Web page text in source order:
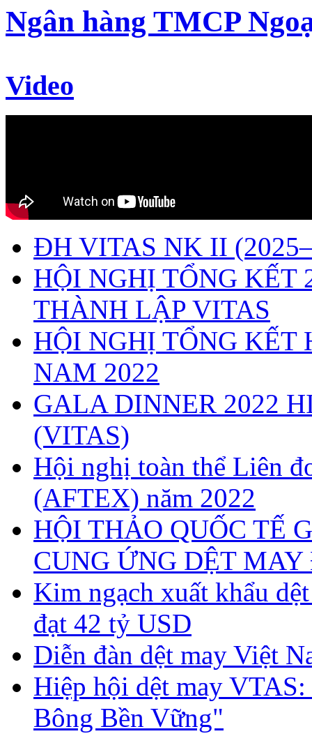
Ngân hàng TMCP
Video
ĐH VITAS NK II
HỘI NGHỊ TỔNG
THÀNH LẬP VITAS
HỘI NGHỊ TỔNG KẾT
NAM 2022
GALA DINNER 2022
(VITAS)
Hội nghị toàn thể Liên
(AFTEX) năm 2022
HỘI THẢO QUỐC TẾ
CUNG ỨNG DỆT
Kim ngạch xuất khẩu
đạt 42 tỷ USD
Diễn đàn dệt may Việt
Hiệp hội dệt may
Bông Bền Vững"